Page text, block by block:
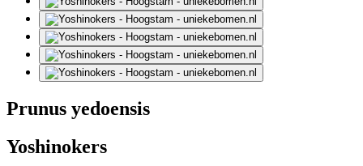
Prunus yedoensis
Yoshinokers